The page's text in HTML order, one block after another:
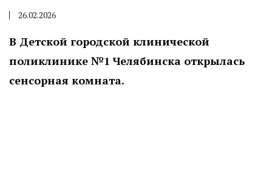
26.02.2026
В Детской городской клинической
поликлинике №1 Челябинска открылась
сенсорная комната.